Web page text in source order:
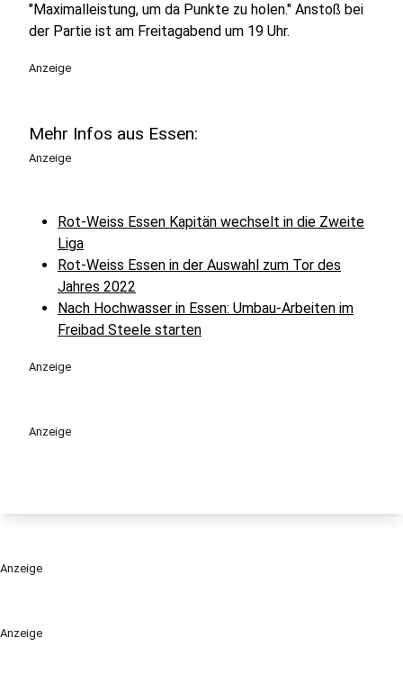
Anzeige
"Maximalleistung, um da Punkte zu holen." Anstoß bei
der Partie ist am Freitagabend um 19 Uhr.
Anzeige
Mehr Infos aus Essen:
Anzeige
Rot-Weiss Essen Kapitän wechselt in die Zweite
Liga
Rot-Weiss Essen in der Auswahl zum Tor des
Jahres 2022
Nach Hochwasser in Essen: Umbau-Arbeiten im
Freibad Steele starten
Anzeige
Anzeige
Anzeige